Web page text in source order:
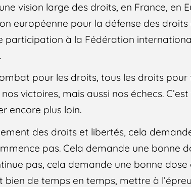
vision large des droits, en France, en
européenne pour la défense des droits
participation à la Fédération
pour les droits, tous les droits pour
victoires, mais aussi nos échecs.
encore plus loin.
des droits et libertés, cela
pas. Cela demande une bonne
pas, cela demande une bonne dose
bien de temps en temps, mettre à